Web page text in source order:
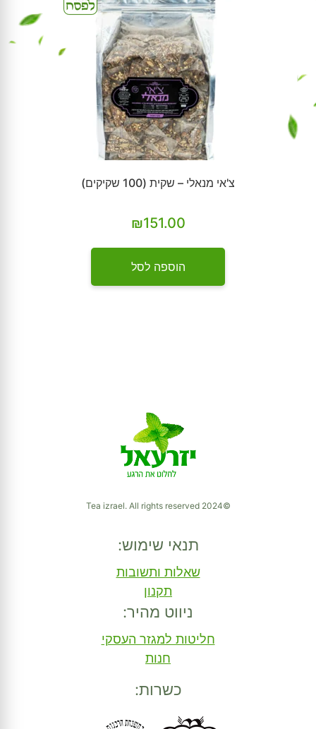
צ'אי מנאלי – שקית (100 שקיקים)
₪151.00
הוספה לסל
©2024 Tea izrael. All rights reserved
תנאי שימוש:
שאלות ותשובות
תקנון
ניווט מהיר:
חליטות למגזר העסקי
חנות
כשרות: